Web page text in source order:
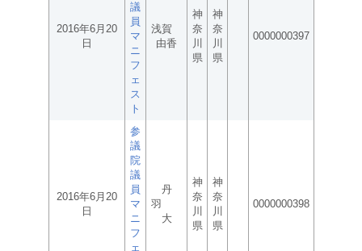
2016年6月20
日
議
員
マ
ニ
フ
ェ
ス
ト
浅賀
由香
神
奈
川
県
神
奈
川
県
0000000397
2016年6月20
日
参
議
院
議
員
マ
ニ
フ
ェ
丹
羽
大
神
奈
川
県
神
奈
川
県
0000000398